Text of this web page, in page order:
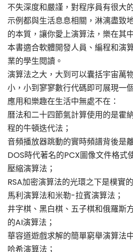
不失深度和嚴謹，對程序員有很大
示例都與生活息息相關，淋漓盡致
的本質，讓你愛上演算法，樂在其
本書適合軟體開發人員、編程和演
業的學生閱讀。
演算法之大，大到可以囊括宇宙萬
小，小到寥寥數行代碼即可展現一
應用和樂趣在生活中無處不在：
曆法和二十四節氣計算使用的是霍
程的牛頓迭代法；
音頻播放器跳動的實時頻譜背後是
DOS時代著名的PCX圖像文件格式
壓縮演算法；
RSA加密演算法的光環之下是樸實
馬利演算法和米勒-拉賓演算法；
井字棋、黑白棋、五子棋和俄羅斯
的AI演算法；
華容道遊戲求解的簡單窮舉演算法
哈希演算法；